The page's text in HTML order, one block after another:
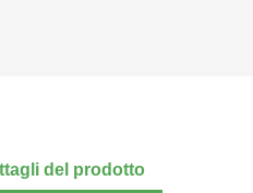
del prodotto